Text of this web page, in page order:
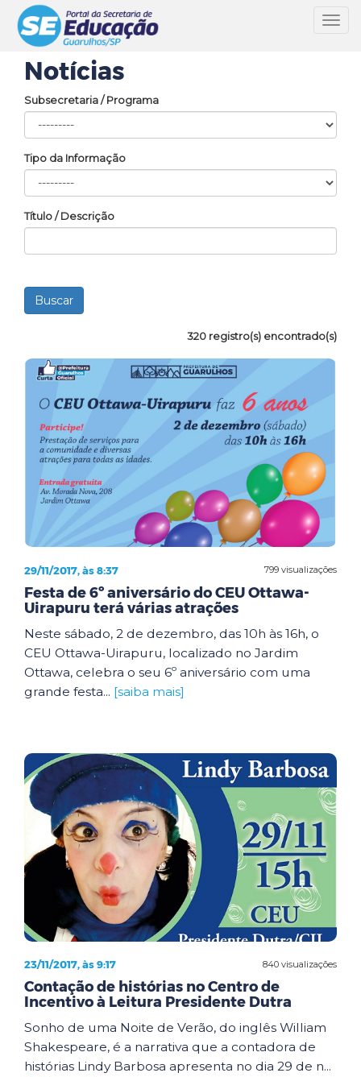
Notícias
Subsecretaria / Programa
Tipo da Informação
Título / Descrição
320 registro(s) encontrado(s)
799 visualizações
29/11/2017, às 8:37
Festa de 6º aniversário do CEU Ottawa-
Uirapuru terá várias atrações
Neste sábado, 2 de dezembro, das 10h às 16h, o
CEU Ottawa-Uirapuru, localizado no Jardim
Ottawa, celebra o seu 6º aniversário com uma
grande festa... [saiba mais]
840 visualizações
23/11/2017, às 9:17
Contação de histórias no Centro de
Incentivo à Leitura Presidente Dutra
Sonho de uma Noite de Verão, do inglês William
Shakespeare, é a narrativa que a contadora de
histórias Lindy Barbosa apresenta no dia 29 de n...